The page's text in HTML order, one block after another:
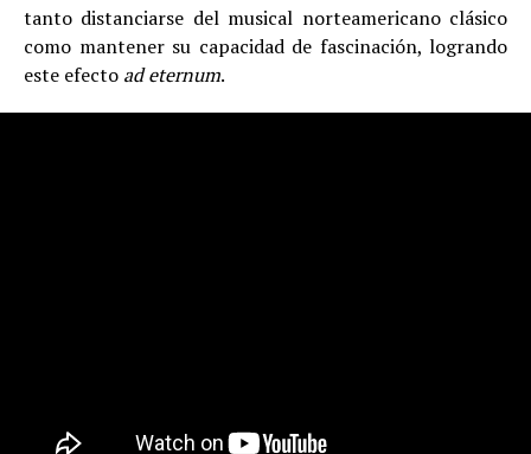
tanto distanciarse del musical norteamericano clásico
como mantener su capacidad de fascinación, logrando
este efecto ad eternum.